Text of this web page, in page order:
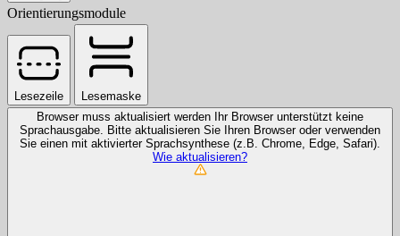
Orientierungsmodule
Lesezeile
Lesemaske
Browser muss aktualisiert werden
Ihr Browser unterstützt keine
Sprachausgabe. Bitte aktualisieren Sie Ihren Browser oder verwenden
Sie einen mit aktivierter Sprachsynthese (z.B. Chrome, Edge, Safari).
Wie aktualisieren?